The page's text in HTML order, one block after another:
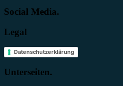
Social Media.
Legal
Datenschutzerklärung
Unterseiten.